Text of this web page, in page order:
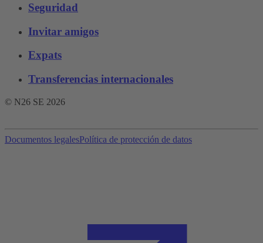
Seguridad
Invitar amigos
Expats
Transferencias internacionales
© N26 SE 2026
Documentos legalesPolítica de protección de datos